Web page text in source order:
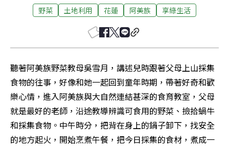
野菜 土地利用 花蓮 阿美族 享綠生活
聽著阿美族野菜教母吳雪月，講述兒時跟著父母上山採集
食物的往事，好像和她一起回到童年時期，帶著好奇和歡
樂心情，進入阿美族與大自然連結甚深的食育教室，父母
就是最好的老師，沿途教導辨識可食用的野菜、撿拾蝸牛
和採集食物。中午時分，把背在身上的鍋子卸下，找安全
的地方起火，開始烹煮午餐，把今日採集的食材，煮成一